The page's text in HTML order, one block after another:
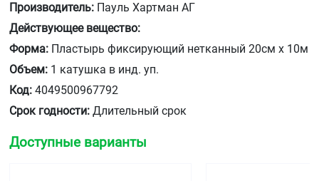
Производитель: Пауль Хартман АГ
Действующее вещество:
Форма: Пластырь фиксирующий нетканный 20см х 10м
Объем: 1 катушка в инд. уп.
Код: 4049500967792
Срок годности: Длительный срок
Доступные варианты